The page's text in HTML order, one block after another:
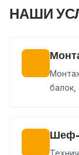
НАШИ
балок,
Шеф-